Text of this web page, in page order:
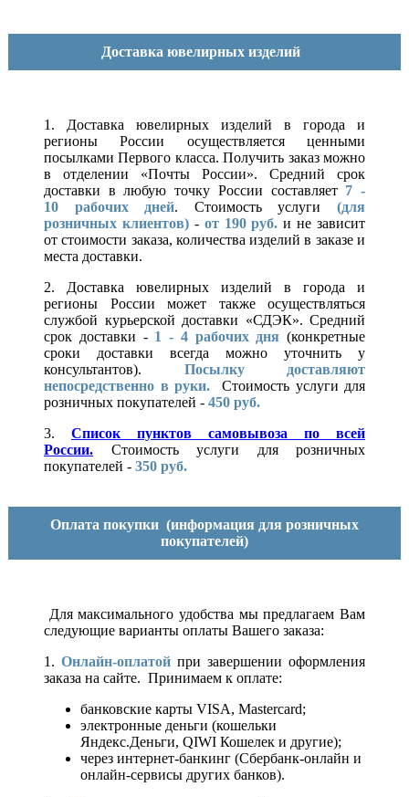
Доставка ювелирных изделий
1. Доставка ювелирных изделий в города и
регионы России осуществляется ценными
посылками Первого класса. Получить заказ можно
в отделении «Почты России». Средний срок
доставки в любую точку России составляет 7 -
10 рабочих дней. Стоимость услуги(для
розничных клиентов)- от 190 руб. и не зависит
от стоимости заказа, количества изделий в заказе и
места доставки.
2. Доставка ювелирных изделий в города и
регионы России может также осуществляться
службой курьерской доставки «СДЭК». Средний
срок доставки - 1 - 4 рабочих дня (конкретные
сроки доставки всегда можно уточнить у
консультантов). Посылку доставляют
непосредственно в руки.
Стоимость услуги для
розничных покупателей - 450 руб.
3. Список пунктов самовывоза по всей
России.
Стоимость услуги для розничных
покупателей - 350 руб.
Оплата покупки (информация для розничных
покупателей)
Для максимального удобства мы предлагаем Вам
следующие варианты оплаты Вашего заказа:
1. Онлайн-оплатой при завершении оформления
заказа на сайте. Принимаем к оплате:
банковские карты VISA, Mastercard;
электронные деньги (кошельки
Яндекс.Деньги, QIWI Кошелек и другие);
через интернет-банкинг (Сбербанк-онлайн и
онлайн-сервисы других банков).